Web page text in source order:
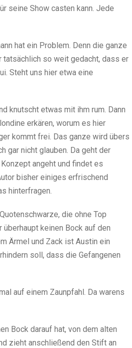
seine Show casten kann. Jede
hat ein Problem. Denn die ganze
tatsächlich so weit gedacht, dass er
Steht uns hier etwa eine
knutscht etwas mit ihm rum. Dann
erkären, worum es hier
kommt frei. Das ganze wird übers
gar nicht glauben. Da geht der
angeht und findet es
bisher einiges erfrischend
hinterfragen.
die ohne Top
keinen Bock auf den
Ärmel und Zack ist Austin ein
soll, dass die Gefangenen
auf einem Zaunpfahl. Da warens
Bock darauf hat, von dem alten
zieht anschließend den Stift an